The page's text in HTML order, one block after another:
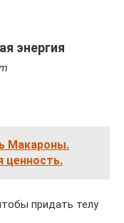
энергия
Макароны.
ценность.
придать телу